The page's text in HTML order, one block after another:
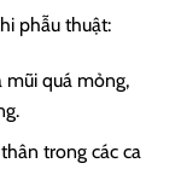
phẫu thuật:
quá mỏng,
trong các ca